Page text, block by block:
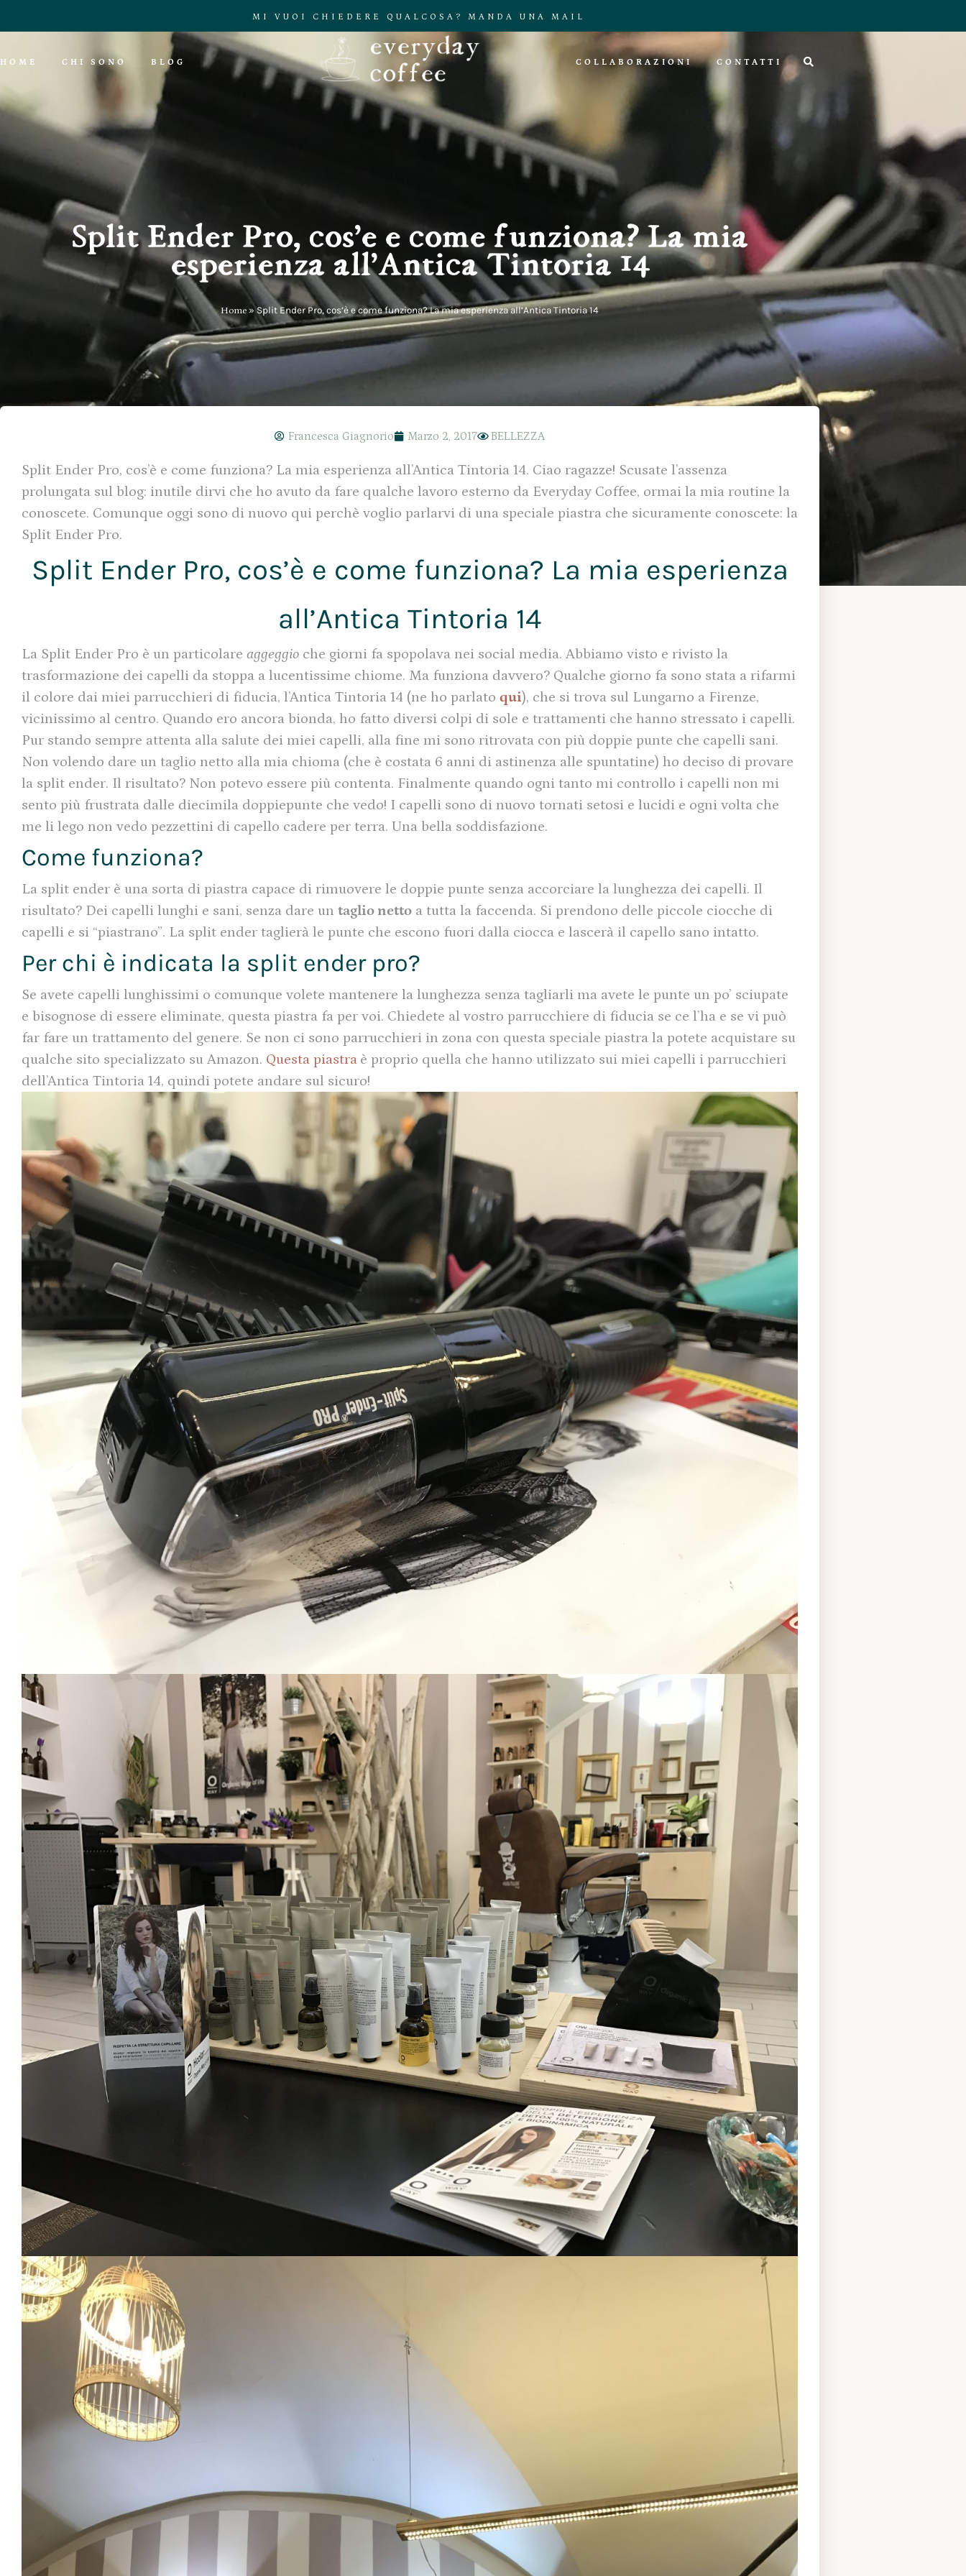
MI VUOI CHIEDERE QUALCOSA? MANDA UNA MAIL
HOME CHI SONO BLOG COLLABORAZIONI CONTATTI
Split Ender Pro, cos’è e come funziona? La mia
esperienza all’Antica Tintoria 14
Home »Split Ender Pro, cos’è e come funziona? La mia esperienza all’Antica Tintoria 14
Francesca Giagnorio Marzo 2, 2017 BELLEZZA
Split Ender Pro, cos’è e come funziona? La mia esperienza all’Antica Tintoria 14. Ciao ragazze! Scusate l’assenza
prolungata sul blog: inutile dirvi che ho avuto da fare qualche lavoro esterno da Everyday Coffee, ormai la mia routine la
conoscete. Comunque oggi sono di nuovo qui perchè voglio parlarvi di una speciale piastra che sicuramente conoscete: la
Split Ender Pro.
Split Ender Pro, cos’è e come funziona? La mia esperienza
all’Antica Tintoria 14
La Split Ender Pro è un particolare aggeggio che giorni fa spopolava nei social media. Abbiamo visto e rivisto la
trasformazione dei capelli da stoppa a lucentissime chiome. Ma funziona davvero? Qualche giorno fa sono stata a rifarmi
il colore dai miei parrucchieri di fiducia, l’Antica Tintoria 14 (ne ho parlato qui), che si trova sul Lungarno a Firenze,
vicinissimo al centro. Quando ero ancora bionda, ho fatto diversi colpi di sole e trattamenti che hanno stressato i capelli.
Pur stando sempre attenta alla salute dei miei capelli, alla fine mi sono ritrovata con più doppie punte che capelli sani.
Non volendo dare un taglio netto alla mia chioma (che è costata 6 anni di astinenza alle spuntatine) ho deciso di provare
la split ender. Il risultato? Non potevo essere più contenta. Finalmente quando ogni tanto mi controllo i capelli non mi
sento più frustrata dalle diecimila doppiepunte che vedo! I capelli sono di nuovo tornati setosi e lucidi e ogni volta che
me li lego non vedo pezzettini di capello cadere per terra. Una bella soddisfazione.
Come funziona?
La split ender è una sorta di piastra capace di rimuovere le doppie punte senza accorciare la lunghezza dei capelli. Il
risultato? Dei capelli lunghi e sani, senza dare un taglio netto a tutta la faccenda. Si prendono delle piccole ciocche di
capelli e si “piastrano”. La split ender taglierà le punte che escono fuori dalla ciocca e lascerà il capello sano intatto.
Per chi è indicata la split ender pro?
Se avete capelli lunghissimi o comunque volete mantenere la lunghezza senza tagliarli ma avete le punte un po’ sciupate
e bisognose di essere eliminate, questa piastra fa per voi. Chiedete al vostro parrucchiere di fiducia se ce l’ha e se vi può
far fare un trattamento del genere. Se non ci sono parrucchieri in zona con questa speciale piastra la potete acquistare su
qualche sito specializzato su Amazon. Questa piastra è proprio quella che hanno utilizzato sui miei capelli i parrucchieri
dell’Antica Tintoria 14, quindi potete andare sul sicuro!